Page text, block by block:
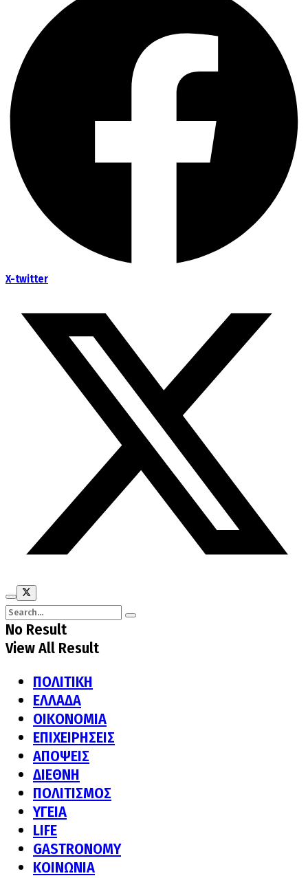
X-twitter
No Result
View All Result
ΠΟΛΙΤΙΚΗ
ΕΛΛΑΔΑ
ΟΙΚΟΝΟΜΙΑ
ΕΠΙΧΕΙΡΗΣΕΙΣ
ΑΠΟΨΕΙΣ
ΔΙΕΘΝΗ
ΠΟΛΙΤΙΣΜΟΣ
ΥΓΕΙΑ
LIFE
GASTRONOMY
ΚΟΙΝΩΝΙΑ